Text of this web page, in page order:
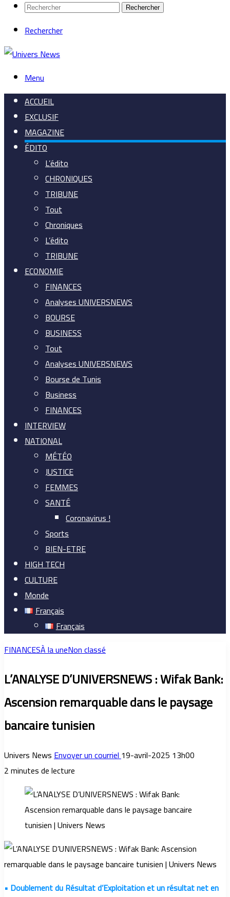
Rechercher
Rechercher
Menu
ACCUEIL
EXCLUSIF
MAGAZINE
ÉDITO
L’édito
CHRONIQUES
TRIBUNE
Tout
Chroniques
L’édito
TRIBUNE
ECONOMIE
FINANCES
Analyses UNIVERSNEWS
BOURSE
BUSINESS
Tout
Analyses UNIVERSNEWS
Bourse de Tunis
Business
FINANCES
INTERVIEW
NATIONAL
MÉTÉO
JUSTICE
FEMMES
SANTÉ
Coronavirus !
Sports
BIEN-ETRE
HIGH TECH
CULTURE
Monde
Français
Français
FINANCESÀ la uneNon classé
L’ANALYSE D’UNIVERSNEWS : Wifak Bank:
Ascension remarquable dans le paysage
bancaire tunisien
Univers NewsEnvoyer un courriel19-avril-2025 13h00
2 minutes de lecture
• Doublement du Résultat d’Exploitation et un résultat net en